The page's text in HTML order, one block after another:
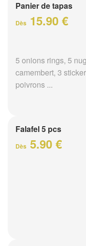
Panier de tapas
Dès 15.90 €
5 onions rings, 5
camembert, 3
poivrons ...
Falafel 5 pcs
Dès 5.90 €